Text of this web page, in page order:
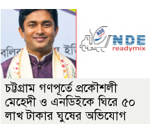
চট্টগ্রাম গণপূর্তে প্রকৌশলী
মেহেদী ও এনডিইকে ঘিরে ৫০
লাখ টাকার ঘুষের অভিযোগ